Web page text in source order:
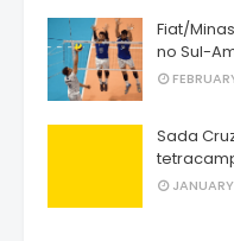
Fiat/
no Sul-
Sada